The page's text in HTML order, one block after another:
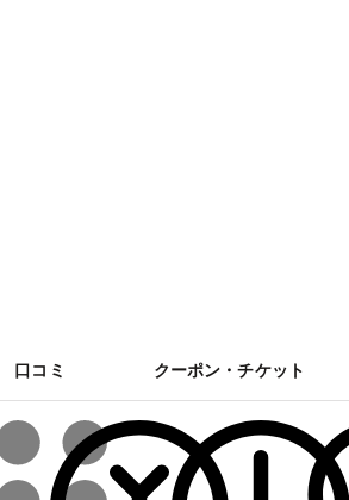
口コミ クーポン・チケット